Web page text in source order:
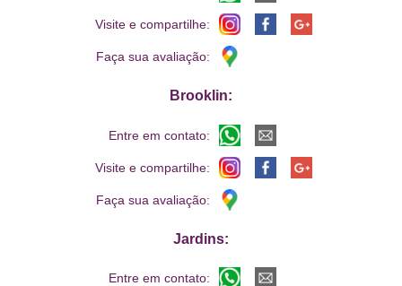
Visite e compartilhe:
Faça sua avaliação:
Brooklin:
Entre em contato:
Visite e compartilhe:
Faça sua avaliação:
Jardins:
Entre em contato: